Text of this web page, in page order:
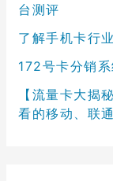
台测评
了解手机卡行
172号卡分销
【流量卡大揭
看的移动、联